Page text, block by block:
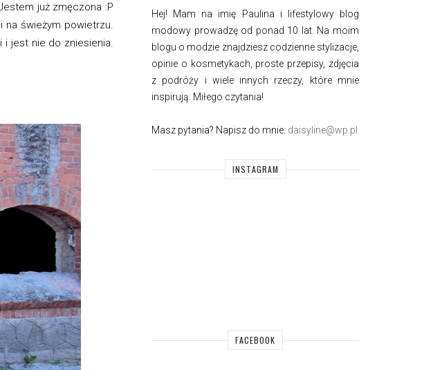
już zmęczona :P
na świeżym powietrzu.
i jest nie do zniesienia.
Hej! Mam na imię Paulina i lifestylowy blog
modowy prowadzę od ponad 10 lat. Na moim
blogu o modzie znajdziesz codzienne stylizacje,
opinie o kosmetykach, proste przepisy, zdjęcia
z podróży i wiele innych rzeczy, które mnie
inspirują. Miłego czytania!
Masz pytania? Napisz do mnie: daisyline@wp.pl
INSTAGRAM
FACEBOOK